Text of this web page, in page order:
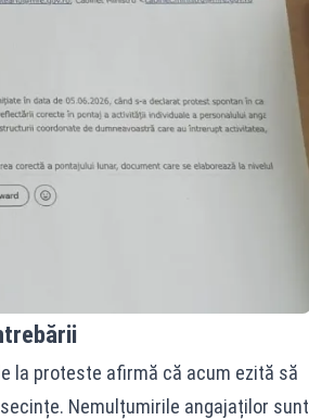
la proteste afirmă că acum ezită să
Nemulțumirile angajaților sunt